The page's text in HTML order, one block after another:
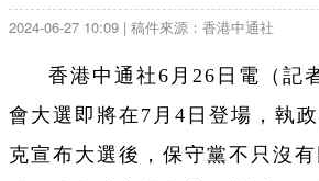
2024-06-27 10:09 | 稿件來源：香港中通社
香港中通社6月26日電（ 記
會大選即將在7月4日登場，執
克宣布大選後，保守黨不只沒有